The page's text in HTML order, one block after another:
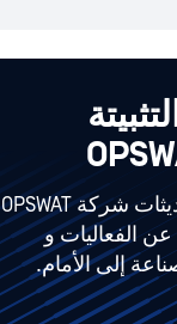
احصل على آخر تحديثات شركة OPSWAT
الفعاليات و
إلى الأمام.